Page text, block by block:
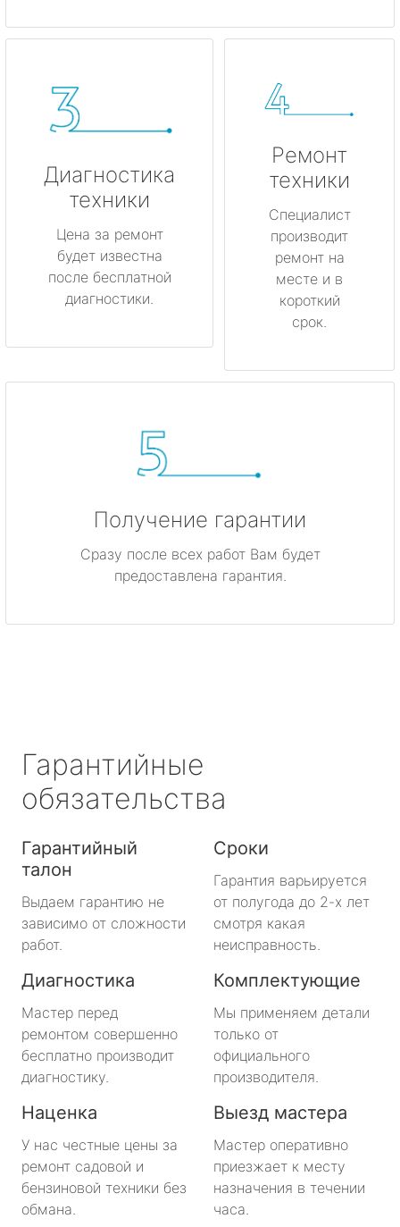
Диагностика
техники
Цена за ремонт
будет известна
после бесплатной
диагностики.
Ремонт
техники
Специалист
производит
ремонт на
месте и в
короткий
срок.
Получение гарантии
Сразу после всех работ Вам будет
предоставлена гарантия.
Гарантийные
обязательства
Гарантийный
талон
Выдаем гарантию не
зависимо от сложности
работ.
Сроки
Гарантия варьируется
от полугода до 2-х лет
смотря какая
неисправность.
Диагностика
Мастер перед
ремонтом совершенно
бесплатно производит
диагностику.
Комплектующие
Мы применяем детали
только от
официального
производителя.
Наценка
У нас честные цены за
ремонт садовой и
бензиновой техники без
обмана.
Выезд мастера
Мастер оперативно
приезжает к месту
назначения в течении
часа.